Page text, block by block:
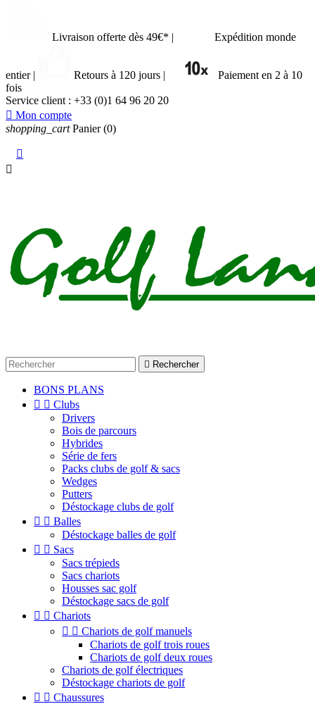
Livraison offerte dès 49€* | Expédition monde
entier | Retours à 120 jours |
Paiement en 2 à 10
fois
Service client : +33 (0)1 64 96 20 20
 Mon compte
shopping_cart Panier (0)


 Rechercher
BONS PLANS
  Clubs
Drivers
Bois de parcours
Hybrides
Série de fers
Packs clubs de golf & sacs
Wedges
Putters
Déstockage clubs de golf
  Balles
Déstockage balles de golf
  Sacs
Sacs trépieds
Sacs chariots
Housses sac golf
Déstockage sacs de golf
  Chariots
  Chariots de golf manuels
Chariots de golf trois roues
Chariots de golf deux roues
Chariots de golf électriques
Déstockage chariots de golf
  Chaussures